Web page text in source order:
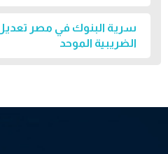
سرية البنوك في مصر تعديل
الضريبية الموحد